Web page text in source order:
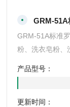
GRM-51A
GRM-51A标准
粉、洗衣皂粉、
向下降落,在刻
活动数值.符合
术要求.罗氏泡沫
产品型号：
更新时间：